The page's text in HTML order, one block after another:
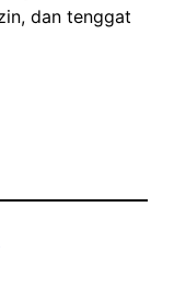
dan tenggat